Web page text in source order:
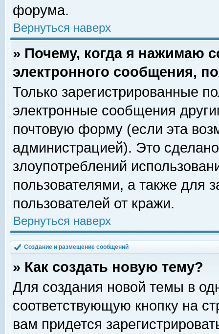
форума.
Вернуться наверх
» Почему, когда я нажимаю
электронного сообщения,
Только зарегистрированные
электронные сообщения
почтовую форму (если эта
администрацией). Это
злоупотреблений
пользователями, а также для
пользователей от кражи.
Вернуться наверх
Создание и размещение сообщений
» Как создать новую тему?
Для создания новой темы в
соответствующую кнопку на
вам придется